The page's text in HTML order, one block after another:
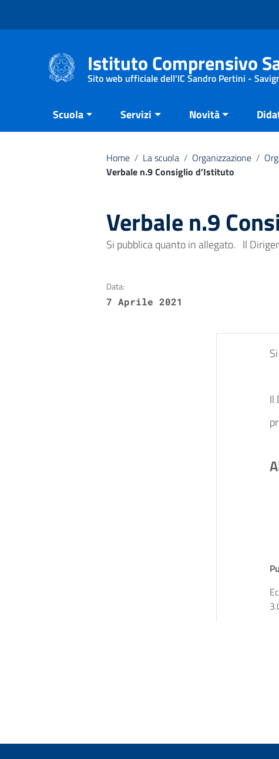
Istituto Comprensivo
Sito web ufficiale dell'IC Sandro Pertini -
Scuola Servizi Novità
Home / La scuola / Organizzazione /
Verbale n.9 Consiglio d’Istituto
Verbale n.9
Si pubblica quanto in allegato. Il
Data:
7 Aprile 2021
Il